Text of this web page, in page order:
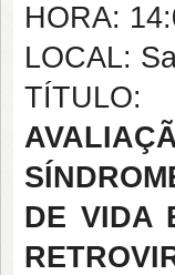
HORA:
LOCAL:
TÍTULO:
DE VIDA